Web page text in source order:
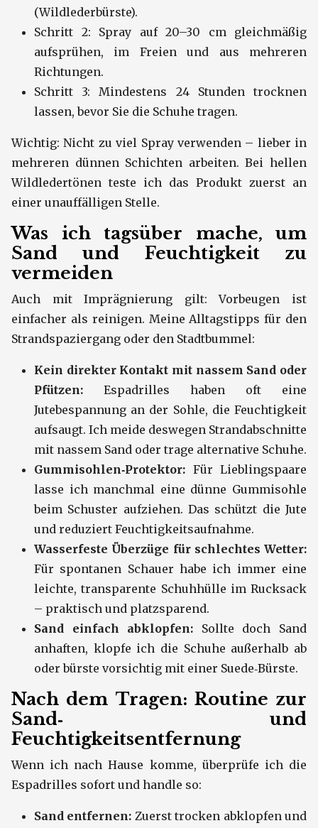
(Wildlederbürste).
Schritt 2: Spray auf 20–30 cm gleichmäßig
aufsprühen, im Freien und aus mehreren
Richtungen.
Schritt 3: Mindestens 24 Stunden trocknen
lassen, bevor Sie die Schuhe tragen.
Wichtig: Nicht zu viel Spray verwenden – lieber in
mehreren dünnen Schichten arbeiten. Bei hellen
Wildledertönen teste ich das Produkt zuerst an
einer unauffälligen Stelle.
Was ich tagsüber mache, um
Sand und Feuchtigkeit zu
vermeiden
Auch mit Imprägnierung gilt: Vorbeugen ist
einfacher als reinigen. Meine Alltagstipps für den
Strandspaziergang oder den Stadtbummel:
Kein direkter Kontakt mit nassem Sand oder
Pfützen: Espadrilles haben oft eine
Jutebespannung an der Sohle, die Feuchtigkeit
aufsaugt. Ich meide deswegen Strandabschnitte
mit nassem Sand oder trage alternative Schuhe.
Gummisohlen‑Protektor: Für Lieblingspaare
lasse ich manchmal eine dünne Gummisohle
beim Schuster aufziehen. Das schützt die Jute
und reduziert Feuchtigkeitsaufnahme.
Wasserfeste Überzüge für schlechtes Wetter:
Für spontanen Schauer habe ich immer eine
leichte, transparente Schuhhülle im Rucksack
– praktisch und platzsparend.
Sand einfach abklopfen: Sollte doch Sand
anhaften, klopfe ich die Schuhe außerhalb ab
oder bürste vorsichtig mit einer Suede‑Bürste.
Nach dem Tragen: Routine zur
Sand‑ und
Feuchtigkeitsentfernung
Wenn ich nach Hause komme, überprüfe ich die
Espadrilles sofort und handle so:
Sand entfernen: Zuerst trocken abklopfen und